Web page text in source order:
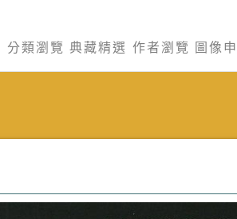
分類瀏覽 典藏精選 作者瀏覽 圖像